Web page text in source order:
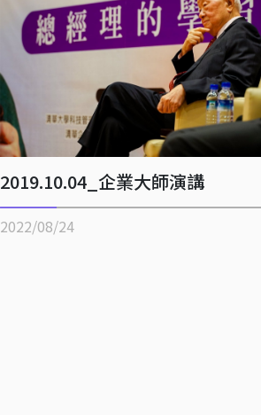
2019.10.04_企業大師演講
2022/08/24